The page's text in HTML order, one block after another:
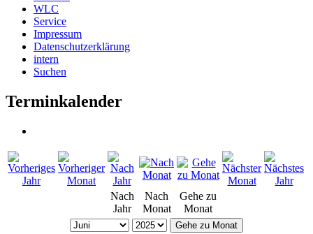
WLC
Service
Impressum
Datenschutzerklärung
intern
Suchen
Terminkalender
Nach
Jahr
Nach
Monat
Gehe zu
Monat
Gehe zu Monat